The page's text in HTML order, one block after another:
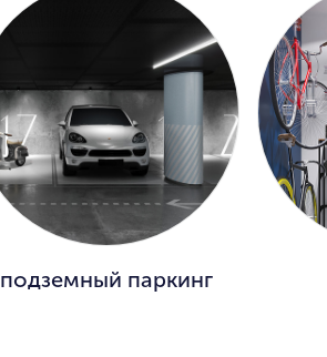
подземный паркинг